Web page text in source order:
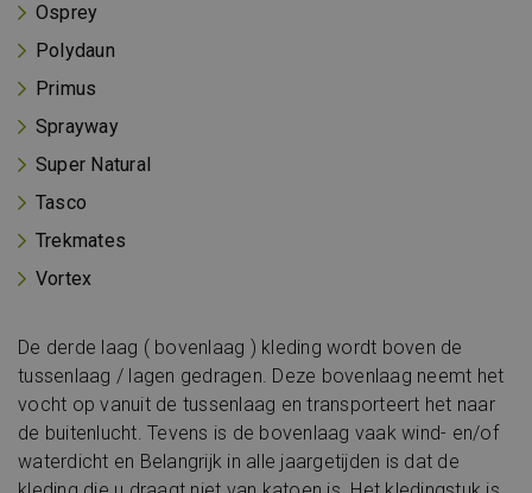
Osprey
Polydaun
Primus
Sprayway
Super Natural
Tasco
Trekmates
Vortex
De derde laag ( bovenlaag ) kleding wordt boven de
tussenlaag / lagen gedragen. Deze bovenlaag neemt het
vocht op vanuit de tussenlaag en transporteert het naar
de buitenlucht. Tevens is de bovenlaag vaak wind- en/of
waterdicht en Belangrijk in alle jaargetijden is dat de